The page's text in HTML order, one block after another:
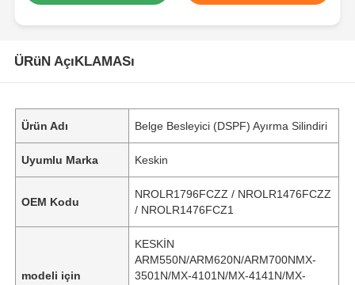
ÜRüN AçıKLAMASı
Ürün Adı Belge Besleyici (DSPF) Ayırma Silindiri
Uyumlu Marka Keskin
OEM Kodu
NROLR1796FCZZ / NROLR1476FCZZ
/ NROLR1476FCZ1
modeli için
KESKİN
ARM550N/ARM620N/ARM700NMX-
3501N/MX-4101N/MX-4141N/MX-